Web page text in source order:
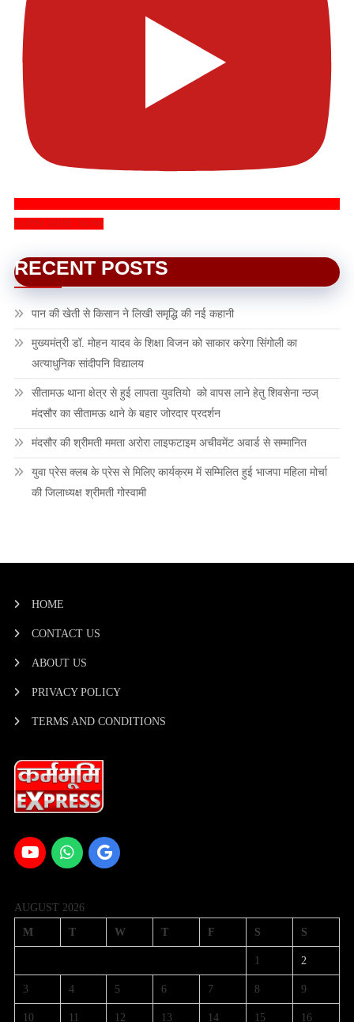
SUBSCRIBE NOW
RECENT POSTS
पान की खेती से किसान ने लिखी समृद्धि की नई कहानी
मुख्यमंत्री डॉ. मोहन यादव के शिक्षा विजन को साकार करेगा सिंगोली का
अत्याधुनिक सांदीपनि विद्यालय
सीतामऊ थाना क्षेत्र से हुई लापता युवतियो को वापस लाने हेतु शिवसेना न्ठज्
मंदसौर का सीतामऊ थाने के बहार जोरदार प्रदर्शन
मंदसौर की श्रीमती ममता अरोरा लाइफटाइम अचीवमेंट अवार्ड से सम्मानित
युवा प्रेस क्लब के प्रेस से मिलिए कार्यक्रम में सम्मिलित हुई भाजपा महिला मोर्चा
की जिलाध्यक्ष श्रीमती गोस्वामी
HOME
CONTACT US
ABOUT US
PRIVACY POLICY
TERMS AND CONDITIONS
AUGUST 2026
M T W T F S S
1 2
3 4 5 6 7 8 9
10 11 12 13 14 15 16